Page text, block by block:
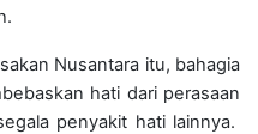
Nusantara itu, bahagia
hati dari perasaan
penyakit hati lainnya.